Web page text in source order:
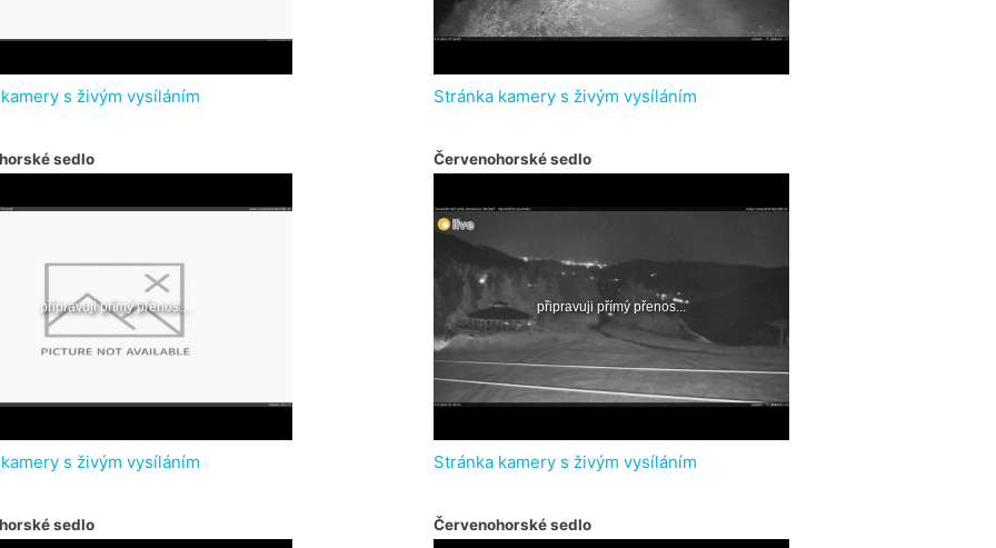
s živým vysíláním Stránka kamery s živým vysíláním
sedlo
s živým vysíláním
Červenohorské sedlo
Stránka kamery s živým vysíláním
sedlo Červenohorské sedlo